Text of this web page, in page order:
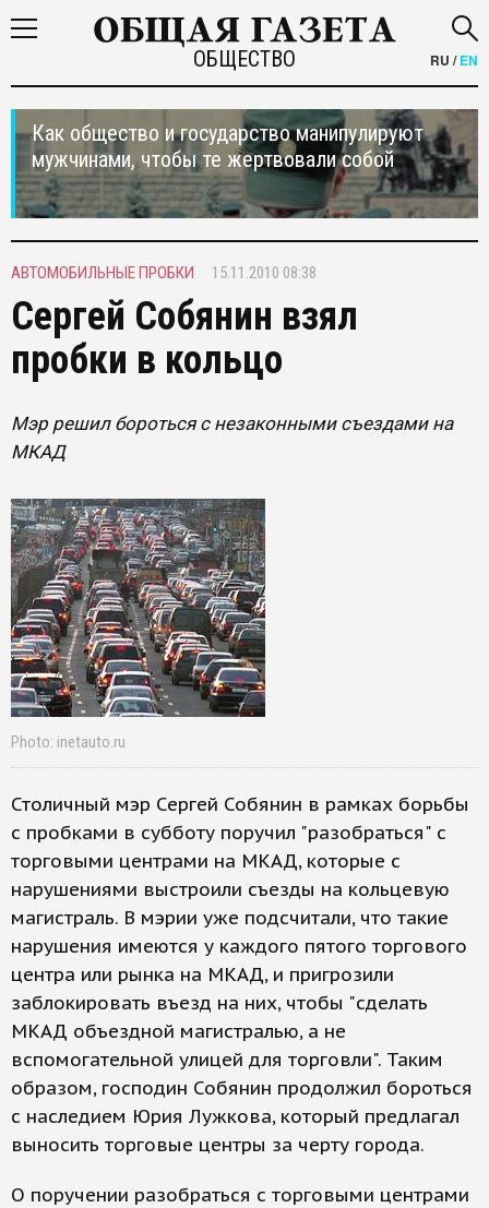
ОБЩЕСТВО RU /EN
Как общество и государство манипулируют
мужчинами, чтобы те жертвовали собой
АВТОМОБИЛЬНЫЕ ПРОБКИ 15.11.2010 08:38
Сергей Собянин взял
пробки в кольцо
Мэр решил бороться с незаконными съездами на
МКАД
Photo: inetauto.ru
Столичный мэр Сергей Собянин в рамках борьбы
с пробками в субботу поручил "разобраться" с
торговыми центрами на МКАД, которые с
нарушениями выстроили съезды на кольцевую
магистраль. В мэрии уже подсчитали, что такие
нарушения имеются у каждого пятого торгового
центра или рынка на МКАД, и пригрозили
заблокировать въезд на них, чтобы "сделать
МКАД объездной магистралью, а не
вспомогательной улицей для торговли". Таким
образом, господин Собянин продолжил бороться
с наследием Юрия Лужкова, который предлагал
выносить торговые центры за черту города.
О поручении разобраться с торговыми центрами